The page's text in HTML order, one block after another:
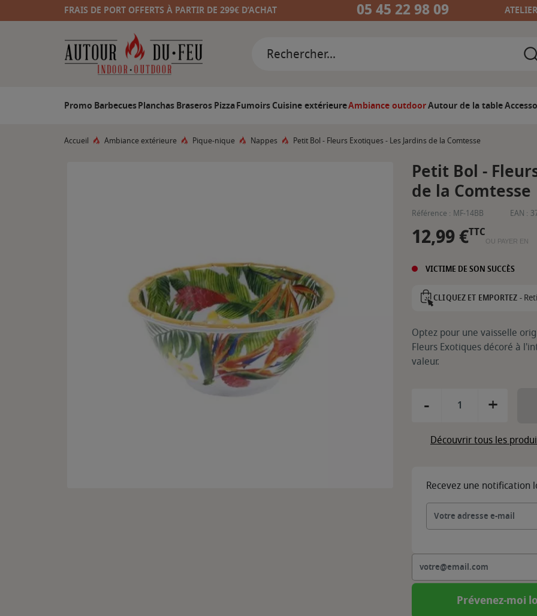
FRAIS DE PORT OFFERTS À PARTIR DE 299€ D’ACHAT 05 45 22 98 09
Promo BarbecuesPlanchasBraserosPizzaFumoirsCuisine extérieureAmbiance outdoorAutour de la table
Accueil Ambiance extérieure Pique-nique Nappes Petit Bol - Fleurs Exotiques - Les Jardins de la Comtesse
Petit Bol -
de la Comtesse
Référence : MF-14BB EAN :
12,99 €TTC
OU PAYER EN
VICTIME DE SON SUCCÈS
CLIQUEZ ET EMPORTEZ -
Optez pour une vaisselle
Fleurs Exotiques décoré à
valeur.
- +
Découvrir tous les
Recevez une notification
Prévenez-moi